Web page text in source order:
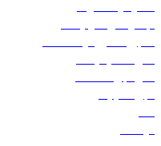
العقود والمشتريات
الإعلان على متن رحلاتنا
تسجيل الدخول لوكلاء السفر
أدنى أسعار الرحلات
فلاي دبي للعطلات
تأجير السيارات
فنادق
الوظائف